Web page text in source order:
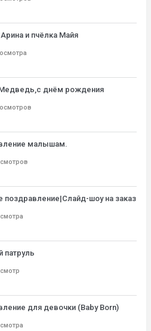
и пчёлка Майя
днём рождения
малышам.
поздравление|Слайд-шоу на заказ
патруль
для девочки (Baby Born)